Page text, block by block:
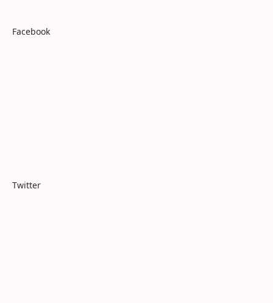
Facebook
Twitter